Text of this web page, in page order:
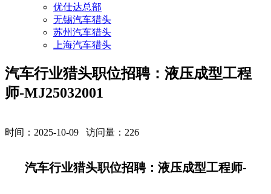
优仕达总部
无锡汽车猎头
苏州汽车猎头
上海汽车猎头
汽车行业猎头职位招聘：液压成型工程
师-MJ25032001
时间：2025-10-09 访问量： 226
汽车行业猎头职位招聘：液压成型工程师-